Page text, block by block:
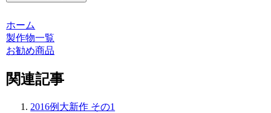
ホーム
製作物一覧
お勧め商品
関連記事
2016例大新作 その1